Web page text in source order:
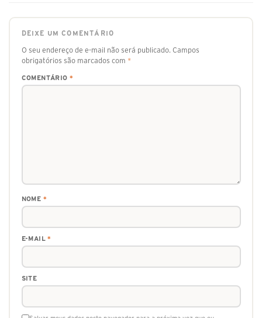
DEIXE UM COMENTÁRIO
O seu endereço de e-mail não será publicado. Campos
obrigatórios são marcados com *
COMENTÁRIO *
NOME *
E-MAIL*
SITE